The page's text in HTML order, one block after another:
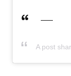
A post